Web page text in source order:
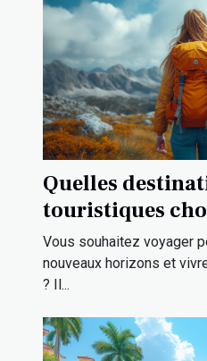
Quelles
touristiques
Vous souhaitez voyager
nouveaux horizons et
? Il...